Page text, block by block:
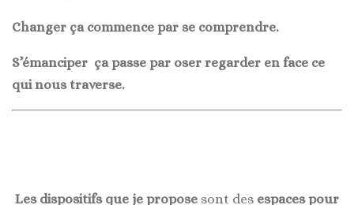
Changer ça commence par se comprendre.
S’émanciper ça passe par oser regarder en face ce
qui nous traverse.
Les dispositifs que je propose sont des espaces pour